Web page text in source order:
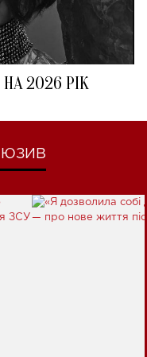
2026 РІК